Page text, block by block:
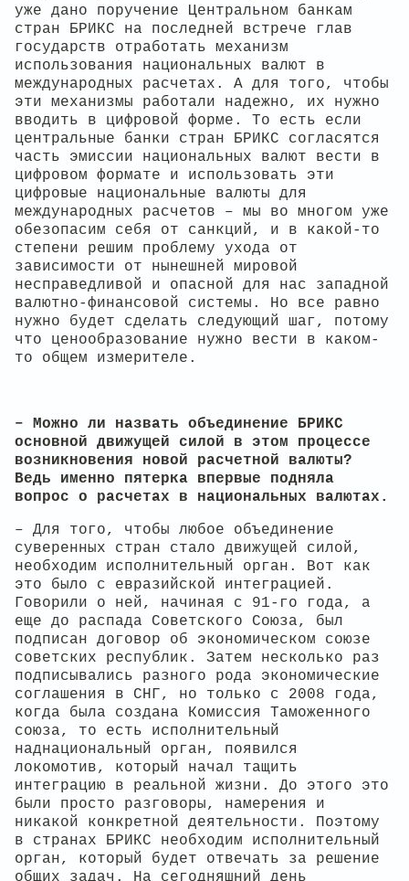
уже дано поручение Центральном банкам
стран БРИКС на последней встрече глав
государств отработать механизм
использования национальных валют в
международных расчетах. А для того, чтобы
эти механизмы работали надежно, их нужно
вводить в цифровой форме. То есть если
центральные банки стран БРИКС согласятся
часть эмиссии национальных валют вести в
цифровом формате и использовать эти
цифровые национальные валюты для
международных расчетов – мы во многом уже
обезопасим себя от санкций, и в какой-то
степени решим проблему ухода от
зависимости от нынешней мировой
несправедливой и опасной для нас западной
валютно-финансовой системы. Но все равно
нужно будет сделать следующий шаг, потому
что ценообразование нужно вести в каком-
то общем измерителе.
– Можно ли назвать объединение БРИКС
основной движущей силой в этом процессе
возникновения новой расчетной валюты?
Ведь именно пятерка впервые подняла
вопрос о расчетах в национальных валютах.
– Для того, чтобы любое объединение
суверенных стран стало движущей силой,
необходим исполнительный орган. Вот как
это было с евразийской интеграцией.
Говорили о ней, начиная с 91-го года, а
еще до распада Советского Союза, был
подписан договор об экономическом союзе
советских республик. Затем несколько раз
подписывались разного рода экономические
соглашения в СНГ, но только с 2008 года,
когда была создана Комиссия Таможенного
союза, то есть исполнительный
наднациональный орган, появился
локомотив, который начал тащить
интеграцию в реальной жизни. До этого это
были просто разговоры, намерения и
никакой конкретной деятельности. Поэтому
в странах БРИКС необходим исполнительный
орган, который будет отвечать за решение
общих задач. На сегодняшний день